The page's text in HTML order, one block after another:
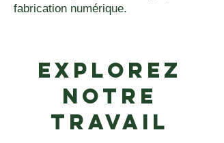
fabrication numérique.
Explorez
notre
travail